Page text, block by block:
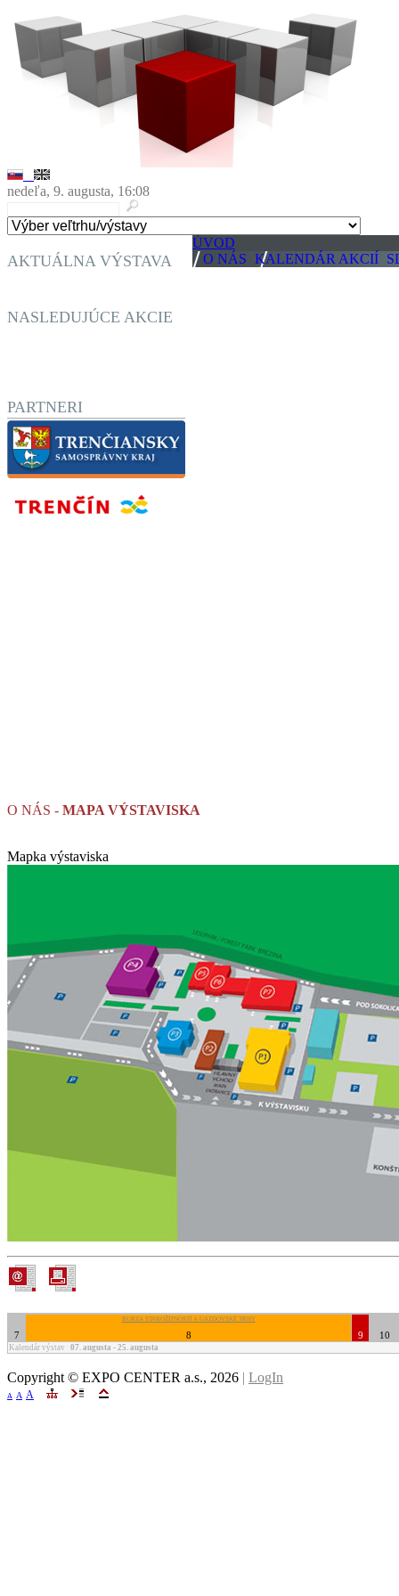
nedeľa, 9. augusta, 16:08
ÚVOD
O NÁS KALENDÁR AKCIÍ
AKTUÁLNA VÝSTAVA
NASLEDUJÚCE AKCIE
PARTNERI
O NÁS - MAPA VÝSTAVISKA
Mapka výstaviska
7
BURZA STAROŽITNOSTÍ A GAZDOVSKÉ TRHY
8 9 10
Kalendár výstav 07. augusta - 25. augusta
Copyright © EXPO CENTER a.s., 2026 | LogIn
A A A